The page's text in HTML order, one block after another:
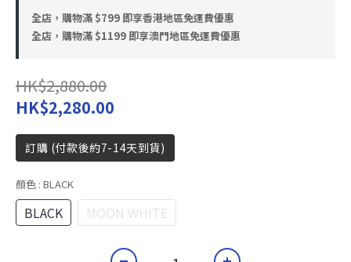
全店，購物滿 $799 即享香港地區免運費優惠
全店，購物滿 $1199 即享澳門地區免運費優惠
HK$2,880.00
HK$2,280.00
訂購 (付款後約7-14天到貨)
顏色 : BLACK
BLACK MOON WHITE